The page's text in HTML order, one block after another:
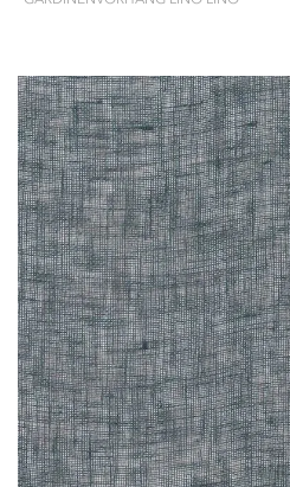
Zum
Ende
der
Bildergalerie
springen